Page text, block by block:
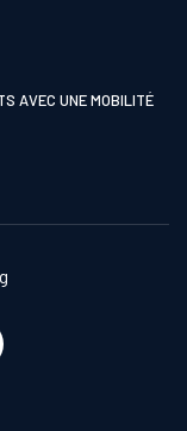
AVEC UNE MOBILITÉ